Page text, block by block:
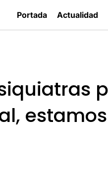
Portada Actualidad